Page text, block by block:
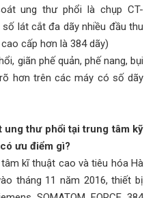
ung thư phổi là chụp CT-
lát cắt đa dãy nhiều đầu thu
cấp hơn là 384 dãy)
giãn phế quản, phế nang, bụi
hơn trên các máy có số dãy
ung thư phổi tại trung tâm kỹ
ưu điểm gì?
kĩ thuật cao và tiêu hóa Hà
tháng 11 năm 2016, thiết bị